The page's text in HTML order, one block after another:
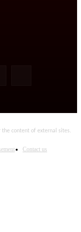
the content of external sites.
Contact us